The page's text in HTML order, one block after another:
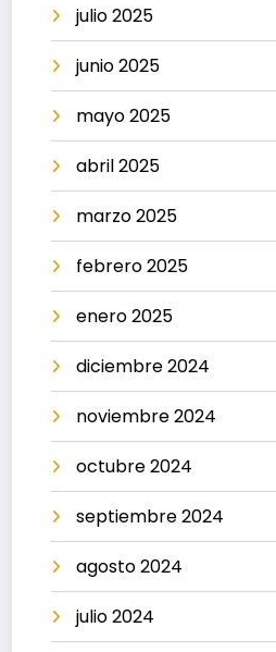
julio 2025
junio 2025
mayo 2025
abril 2025
marzo 2025
febrero 2025
enero 2025
diciembre 2024
noviembre 2024
octubre 2024
septiembre 2024
agosto 2024
julio 2024